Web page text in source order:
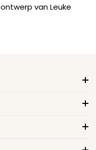
van Leuke